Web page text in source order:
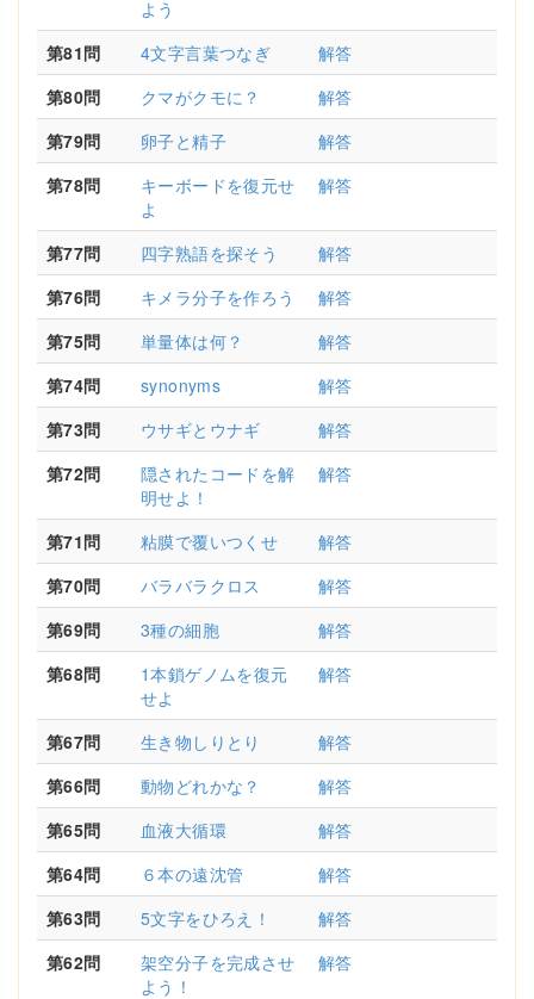
よう
第81問
4文字言葉つなぎ
解答
第80問
クマがクモに？
解答
第79問
卵子と精子
解答
第78問
キーボードを復元せ
よ
解答
第77問 四字熟語を探そう
解答
第76問
キメラ分子を作ろう
解答
第75問
単量体は何？
解答
第74問
synonyms
解答
第73問
ウサギとウナギ
解答
第72問
隠されたコードを解
明せよ！
解答
第71問 粘膜で覆いつくせ
解答
第70問
バラバラクロス
解答
第69問
3種の細胞
解答
第68問
1本鎖ゲノムを復元
せよ
解答
第67問 生き物しりとり
解答
第66問
動物どれかな？
解答
第65問
血液大循環
解答
第64問
６本の遠沈管
解答
第63問
5文字をひろえ！
解答
第62問
架空分子を完成させ
よう！
解答